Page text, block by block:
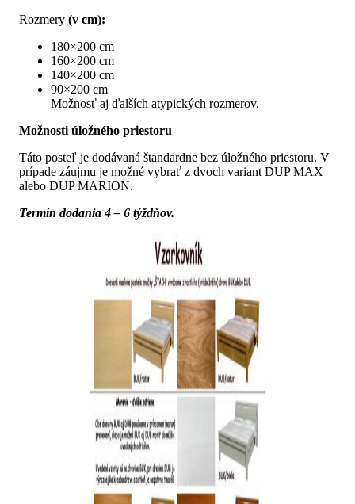
Rozmery (v cm):
180×200 cm
160×200 cm
140×200 cm
90×200 cm
Možnosť aj ďalších atypických rozmerov.
Možnosti úložného priestoru
Táto posteľ je dodávaná štandardne bez úložného priestoru. V
prípade záujmu je možné vybrať z dvoch variant DUP MAX
alebo DUP MARION.
Termín dodania 4 – 6 týždňov.